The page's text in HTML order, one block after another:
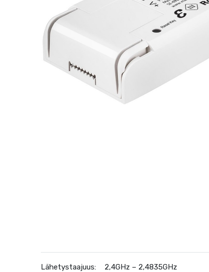
Lähetystaajuus:
2,4GHz – 2,4835GHz